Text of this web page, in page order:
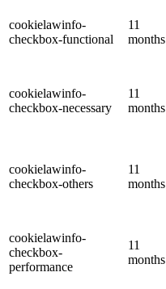
cookielawinfo-
checkbox-functional
11
months
cookielawinfo-
checkbox-necessary
11
months
cookielawinfo-
checkbox-others
11
months
cookielawinfo-
checkbox-
performance
11
months